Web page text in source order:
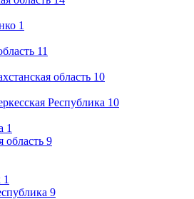
1
11
область 10
Республика 10
1
область 9
1
9